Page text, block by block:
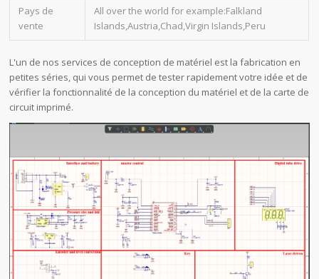
Pays de
vente
All over the world for example:Falkland
Islands,Austria,Chad,Virgin Islands,Peru
L'un de nos services de conception de matériel est la fabrication en
petites séries, qui vous permet de tester rapidement votre idée et de
vérifier la fonctionnalité de la conception du matériel et de la carte de
circuit imprimé.